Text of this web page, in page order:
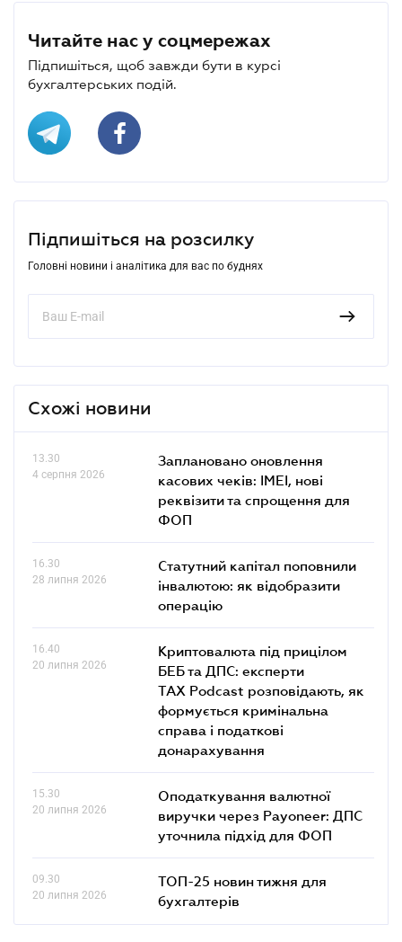
Читайте нас у соцмережах
Підпишіться, щоб завжди бути в курсі
бухгалтерських подій.
Підпишіться на розсилку
Головні новини і аналітика для вас по буднях
Схожі новини
13.30
4 серпня 2026
Заплановано оновлення
касових чеків: IMEI, нові
реквізити та спрощення для
ФОП
16.30
28 липня 2026
Статутний капітал поповнили
інвалютою: як відобразити
операцію
16.40
20 липня 2026
Криптовалюта під прицілом
БЕБ та ДПС: експерти
TAX Podcast розповідають, як
формується кримінальна
справа і податкові
донарахування
15.30
20 липня 2026
Оподаткування валютної
виручки через Payoneer: ДПС
уточнила підхід для ФОП
09.30
20 липня 2026
ТОП-25 новин тижня для
бухгалтерів